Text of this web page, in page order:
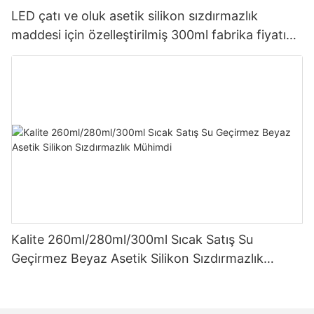
LED çatı ve oluk asetik silikon sızdırmazlık
maddesi için özelleştirilmiş 300ml fabrika fiyatı
şeffaflık dolgu macunu
Kalite 260ml/280ml/300ml Sıcak Satış Su
Geçirmez Beyaz Asetik Silikon Sızdırmazlık